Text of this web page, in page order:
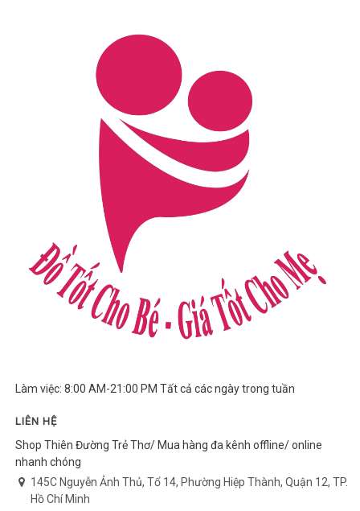
Làm việc: 8:00 AM-21:00 PM Tất cả các ngày trong tuần
LIÊN HỆ
Shop Thiên Đường Trẻ Thơ/ Mua hàng đa kênh offline/ online
nhanh chóng
145C Nguyễn Ảnh Thủ, Tổ 14, Phường Hiệp Thành, Quận 12, TP.
Hồ Chí Minh